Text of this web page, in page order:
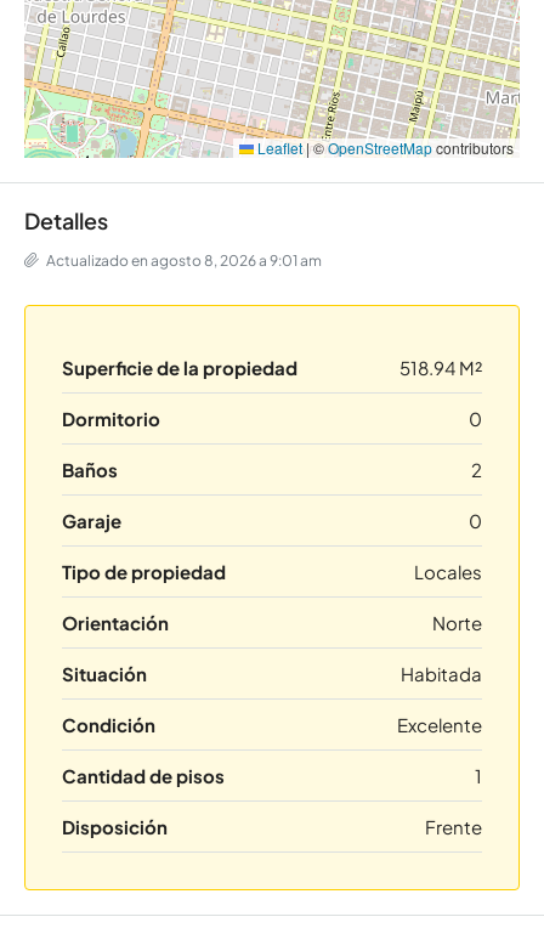
Leaflet |©OpenStreetMapcontributors
Detalles
Actualizado en agosto 8, 2026 a 9:01 am
Superficie de la propiedad 518.94 M²
Dormitorio 0
Baños 2
Garaje 0
Tipo de propiedad Locales
Orientación Norte
Situación Habitada
Condición Excelente
Cantidad de pisos 1
Disposición Frente